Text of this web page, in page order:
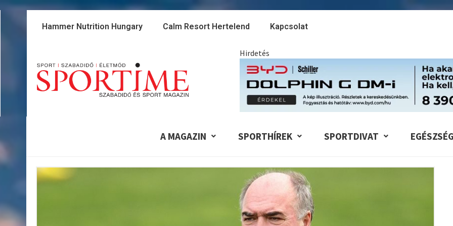
Skip
Hammer Nutrition Hungary Calm Resort Hertelend Kapcsolat
Hirdetés
A MAGAZIN SPORTHÍREK SPORTDIVAT EGÉSZSÉG